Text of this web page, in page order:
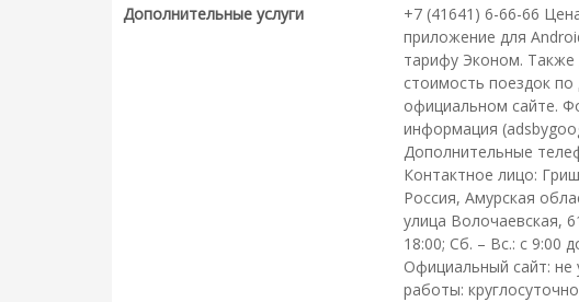
Дополнительные услуги
+7 (41641) 6-66-66
приложение для
тарифу Эконом.
стоимость поездок
официальном сайте.
информация
Дополнительные
Контактное лицо:
Россия, Амурская
улица Волочаевская,
18:00; Сб. – Вс.: с 9:00
Официальный сайт:
работы: